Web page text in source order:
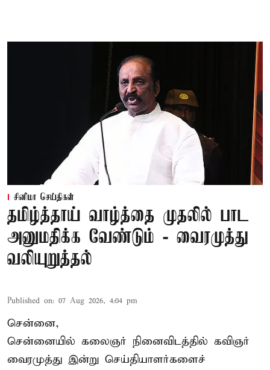
சினிமா செய்திகள்
தமிழ்த்தாய் வாழ்த்தை முதலில் பாட
அனுமதிக்க வேண்டும் - வைரமுத்து
வலியுறுத்தல்
Published on: 07 Aug 2026, 4:04 pm
சென்னை,
சென்னையில் கலைஞர் நினைவிடத்தில் கவிஞர்
வைரமுத்து இன்று செய்தியாளர்களைச்